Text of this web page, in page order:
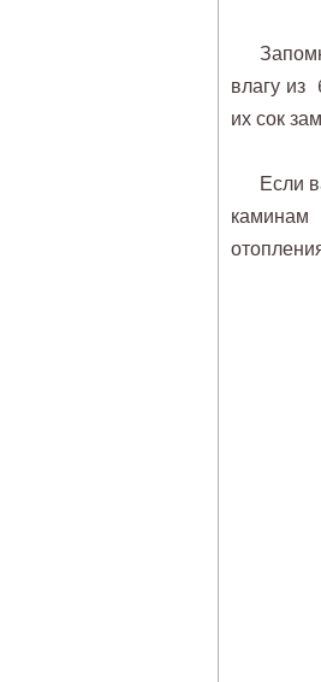
влагу из
их сок
Если
каминам